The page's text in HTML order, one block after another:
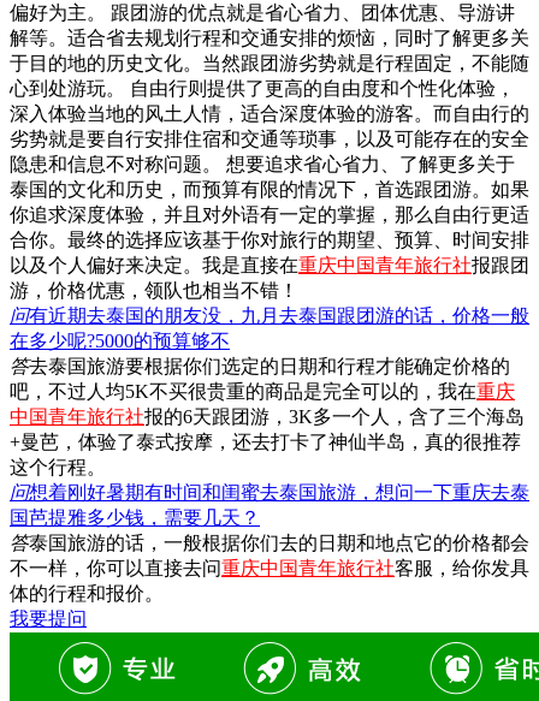
偏好为主。 跟团游的优点就是省心省力、团体优惠、导游讲
解等。适合省去规划行程和交通安排的烦恼，同时了解更多关
于目的地的历史文化。当然跟团游劣势就是行程固定，不能随
心到处游玩。 自由行则提供了更高的自由度和个性化体验，
深入体验当地的风土人情，适合深度体验的游客。而自由行的
劣势就是要自行安排住宿和交通等琐事，以及可能存在的安全
隐患和信息不对称问题。 想要追求省心省力、了解更多关于
泰国的文化和历史，而预算有限的情况下，首选跟团游。如果
你追求深度体验，并且对外语有一定的掌握，那么自由行更适
合你。最终的选择应该基于你对旅行的期望、预算、时间安排
以及个人偏好来决定。我是直接在重庆中国青年旅行社报跟团
游，价格优惠，领队也相当不错！
问有近期去泰国的朋友没，九月去泰国跟团游的话，价格一般
在多少呢?5000的预算够不
答去泰国旅游要根据你们选定的日期和行程才能确定价格的
吧，不过人均5K不买很贵重的商品是完全可以的，我在重庆
中国青年旅行社报的6天跟团游，3K多一个人，含了三个海岛
+曼芭，体验了泰式按摩，还去打卡了神仙半岛，真的很推荐
这个行程。
问想着刚好暑期有时间和闺蜜去泰国旅游，想问一下重庆去泰
国芭提雅多少钱，需要几天？
答泰国旅游的话，一般根据你们去的日期和地点它的价格都会
不一样，你可以直接去问重庆中国青年旅行社客服，给你发具
体的行程和报价。
我要提问